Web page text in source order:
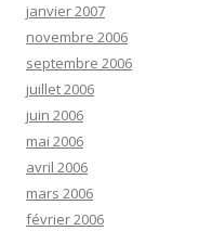
janvier 2007
novembre 2006
septembre 2006
juillet 2006
juin 2006
mai 2006
avril 2006
mars 2006
février 2006